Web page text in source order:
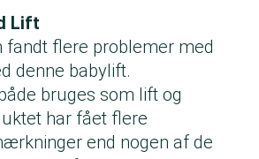
Lift
fandt flere problemer med
denne babylift.
bruges som lift og
har fået flere
end nogen af de